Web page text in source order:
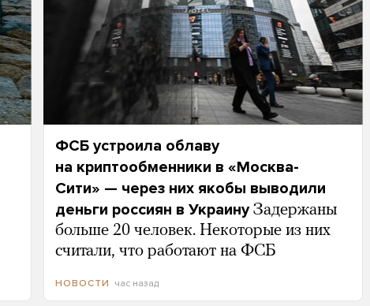
ФСБ устроила облаву
на криптообменники в «Москва-
Сити» — через них якобы выводили
деньги россиян в Украину Задержаны
больше 20 человек. Некоторые из них
считали, что работают на ФСБ
НОВОСТИ час назад